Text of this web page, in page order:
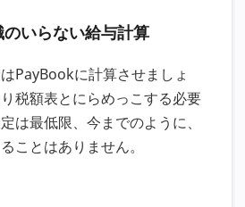
いらない給与計算
PayBookに計算させましょ
税額表とにらめっこする必要
は最低限、今までのように、
ことはありません。